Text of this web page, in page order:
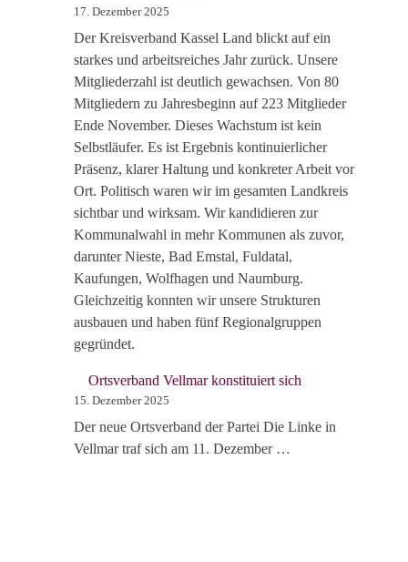
17. Dezember 2025
Der Kreisverband Kassel Land blickt auf ein
starkes und arbeitsreiches Jahr zurück. Unsere
Mitgliederzahl ist deutlich gewachsen. Von 80
Mitgliedern zu Jahresbeginn auf 223 Mitglieder
Ende November. Dieses Wachstum ist kein
Selbstläufer. Es ist Ergebnis kontinuierlicher
Präsenz, klarer Haltung und konkreter Arbeit vor
Ort. Politisch waren wir im gesamten Landkreis
sichtbar und wirksam. Wir kandidieren zur
Kommunalwahl in mehr Kommunen als zuvor,
darunter Nieste, Bad Emstal, Fuldatal,
Kaufungen, Wolfhagen und Naumburg.
Gleichzeitig konnten wir unsere Strukturen
ausbauen und haben fünf Regionalgruppen
gegründet.
Ortsverband Vellmar konstituiert sich
15. Dezember 2025
Der neue Ortsverband der Partei Die Linke in
Vellmar traf sich am 11. Dezember …